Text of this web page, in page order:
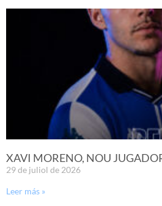
XAVI MORENO, NOU
29 de juliol de 2026
Leer más »